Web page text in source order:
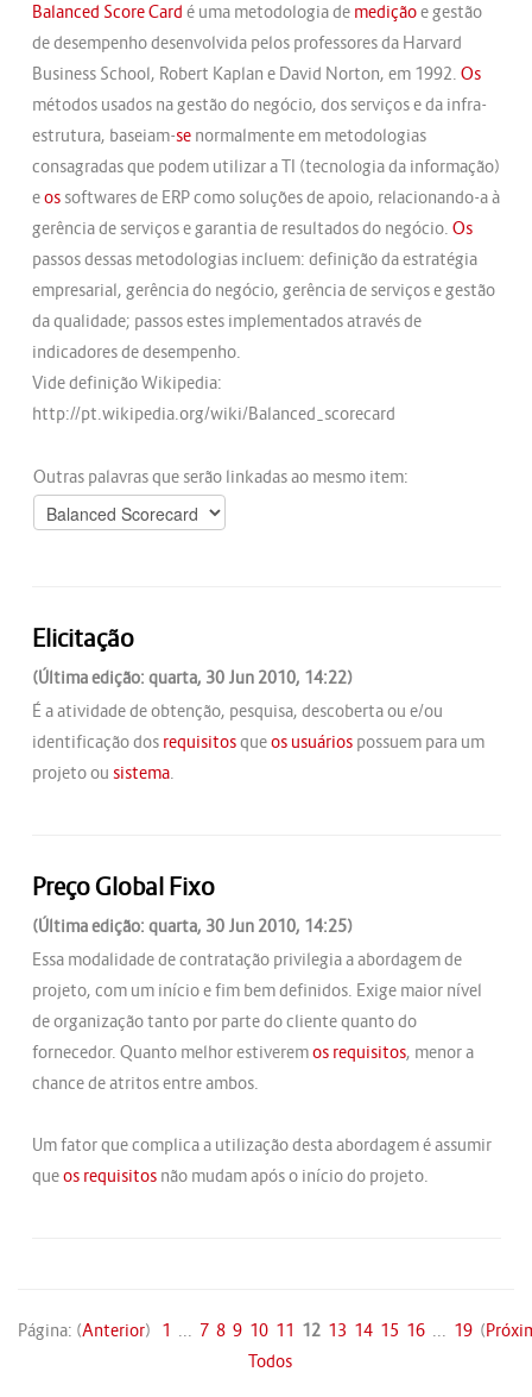
Balanced Score Card é uma metodologia de mediçãoe gestão
de desempenho desenvolvida pelos professores da Harvard
Business School, Robert Kaplan e David Norton, em 1992. Os
métodos usados na gestão do negócio, dos serviços e da infra-
estrutura, baseiam-senormalmente em metodologias
consagradas que podem utilizar a TI (tecnologia da informação)
eossoftwares de ERP como soluções de apoio, relacionando-a à
gerência de serviços e garantia de resultados do negócio. Os
passos dessas metodologias incluem: definição da estratégia
empresarial, gerência do negócio, gerência de serviços e gestão
da qualidade; passos estes implementados através de
indicadores de desempenho.
Vide definição Wikipedia:
http://pt.wikipedia.org/wiki/Balanced_scorecard
Outras palavras que serão linkadas ao mesmo item:
Elicitação
(Última edição: quarta, 30 Jun 2010, 14:22)
É a atividade de obtenção, pesquisa, descoberta ou e/ou
identificação dos requisitosqueos usuáriospossuem para um
projeto ou sistema.
Preço Global Fixo
(Última edição: quarta, 30 Jun 2010, 14:25)
Essa modalidade de contratação privilegia a abordagem de
projeto, com um início e fim bem definidos. Exige maior nível
de organização tanto por parte do cliente quanto do
fornecedor. Quanto melhor estiveremos requisitos, menor a
chance de atritos entre ambos.
Um fator que complica a utilização desta abordagem é assumir
queos requisitosnão mudam após o início do projeto.
Página: (Anterior) 1 ... 7 8 9 10 11 12 13 14 15 16 ... 19 (
Todos